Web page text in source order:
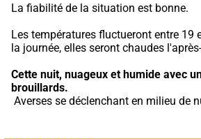
La fiabilité de la situation est bonne.
Les températures fluctueront entre 19
la journée, elles seront chaudes
Cette nuit, nuageux et humide avec
brouillards.
Averses se déclenchant en milieu de